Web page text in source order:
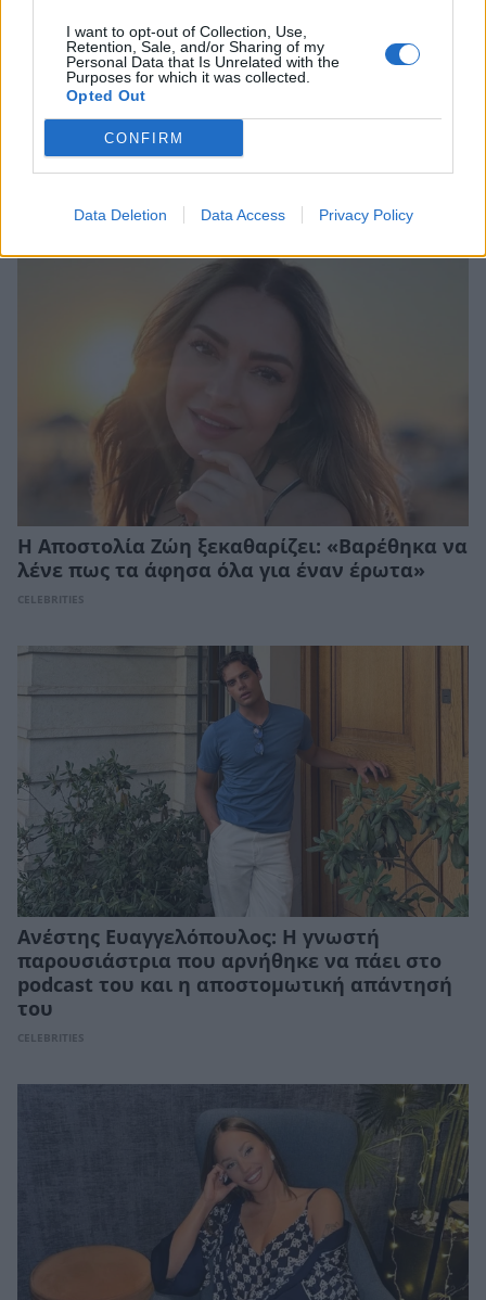
I want to opt-out of Collection, Use,
Retention, Sale, and/or Sharing of my
Personal Data that Is Unrelated with the
Purposes for which it was collected.
Opted Out
CONFIRM
Data Deletion Data Access Privacy Policy
Ευρυδίκη Βαλαβάνη: Οικογενειακές στιγμές
στην Εύβοια μαζί με τον Γρηγόρη Μόργκαν
και τον γιο τους – «Αυτή είναι η πραγματική
πολυτέλεια»
CELEBRITIES
Η Αποστολία Ζώη ξεκαθαρίζει: «Βαρέθηκα να
λένε πως τα άφησα όλα για έναν έρωτα»
CELEBRITIES
Ανέστης Ευαγγελόπουλος: Η γνωστή
παρουσιάστρια που αρνήθηκε να πάει στο
podcast του και η αποστομωτική απάντησή
του
CELEBRITIES